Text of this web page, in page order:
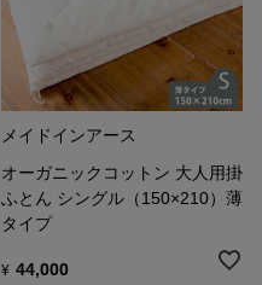
メイドインアース
オーガニックコットン 大人用掛
ふとん シングル（150×210）薄
タイプ
¥ 44,000